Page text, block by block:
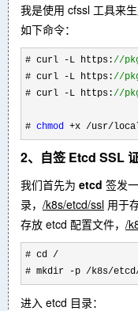
我是使用 cfssl 工具来
如下命令：
# curl -L https://
# curl -L https://
# curl -L https://
# chmod +x /usr/
2、自签 Etcd SSL
我们首先为 etcd 签发
录， /k8s/etcd/ssl 用于
存放 etcd 配置文件， /
# cd /
# mkdir -p /k8s/
进入 etcd 目录：